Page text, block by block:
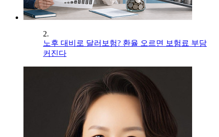
2.
노후 대비로 달러보험? 환율 오르면 보험료 부담
커진다